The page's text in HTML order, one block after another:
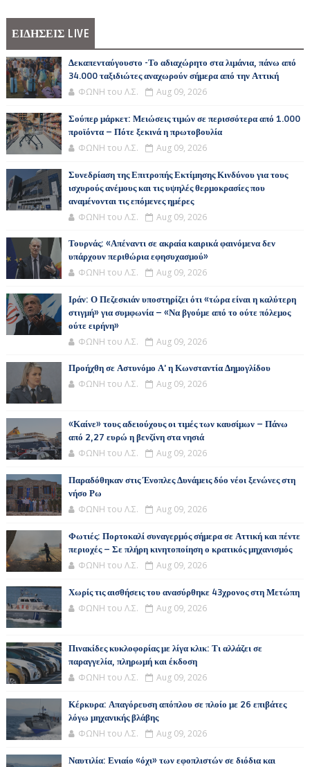
ΕΙΔΗΣΕΙΣ LIVE
Δεκαπενταύγουστο -Το αδιαχώρητο στα λιμάνια, πάνω από
34.000 ταξιδιώτες αναχωρούν σήμερα από την Αττική
ΦΩΝΗ του Λ.Σ. Aug 09, 2026
Σούπερ μάρκετ: Μειώσεις τιμών σε περισσότερα από 1.000
προϊόντα – Πότε ξεκινά η πρωτοβουλία
ΦΩΝΗ του Λ.Σ. Aug 09, 2026
Συνεδρίαση της Επιτροπής Εκτίμησης Κινδύνου για τους
ισχυρούς ανέμους και τις υψηλές θερμοκρασίες που
αναμένονται τις επόμενες ημέρες
ΦΩΝΗ του Λ.Σ. Aug 09, 2026
Τουρνάς: «Απέναντι σε ακραία καιρικά φαινόμενα δεν
υπάρχουν περιθώρια εφησυχασμού»
ΦΩΝΗ του Λ.Σ. Aug 09, 2026
Ιράν: Ο Πεζεσκιάν υποστηρίζει ότι «τώρα είναι η καλύτερη
στιγμή» για συμφωνία – «Να βγούμε από το ούτε πόλεμος
ούτε ειρήνη»
ΦΩΝΗ του Λ.Σ. Aug 09, 2026
Προήχθη σε Αστυνόμο Α' η Κωνσταντία Δημογλίδου
ΦΩΝΗ του Λ.Σ. Aug 09, 2026
«Καίνε» τους αδειούχους οι τιμές των καυσίμων – Πάνω
από 2,27 ευρώ η βενζίνη στα νησιά
ΦΩΝΗ του Λ.Σ. Aug 09, 2026
Παραδόθηκαν στις Ένοπλες Δυνάμεις δύο νέοι ξενώνες στη
νήσο Ρω
ΦΩΝΗ του Λ.Σ. Aug 09, 2026
Φωτιές: Πορτοκαλί συναγερμός σήμερα σε Αττική και πέντε
περιοχές – Σε πλήρη κινητοποίηση ο κρατικός μηχανισμός
ΦΩΝΗ του Λ.Σ. Aug 09, 2026
Χωρίς τις αισθήσεις του ανασύρθηκε 43χρονος στη Μετώπη
ΦΩΝΗ του Λ.Σ. Aug 09, 2026
Πινακίδες κυκλοφορίας με λίγα κλικ: Τι αλλάζει σε
παραγγελία, πληρωμή και έκδοση
ΦΩΝΗ του Λ.Σ. Aug 09, 2026
Κέρκυρα: Απαγόρευση απόπλου σε πλοίο με 26 επιβάτες
λόγω μηχανικής βλάβης
ΦΩΝΗ του Λ.Σ. Aug 09, 2026
Ναυτιλία: Ενιαίο «όχι» των εφοπλιστών σε διόδια και